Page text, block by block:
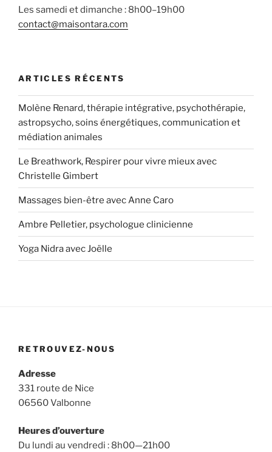
Les samedi et dimanche : 8h00–19h00
contact@maisontara.com
ARTICLES RÉCENTS
Molène Renard, thérapie intégrative, psychothérapie,
astropsycho, soins énergétiques, communication et
médiation animales
Le Breathwork, Respirer pour vivre mieux avec
Christelle Gimbert
Massages bien-être avec Anne Caro
Ambre Pelletier, psychologue clinicienne
Yoga Nidra avec Joëlle
RETROUVEZ-NOUS
Adresse
331 route de Nice
06560 Valbonne
Heures d’ouverture
Du lundi au vendredi : 8h00—21h00